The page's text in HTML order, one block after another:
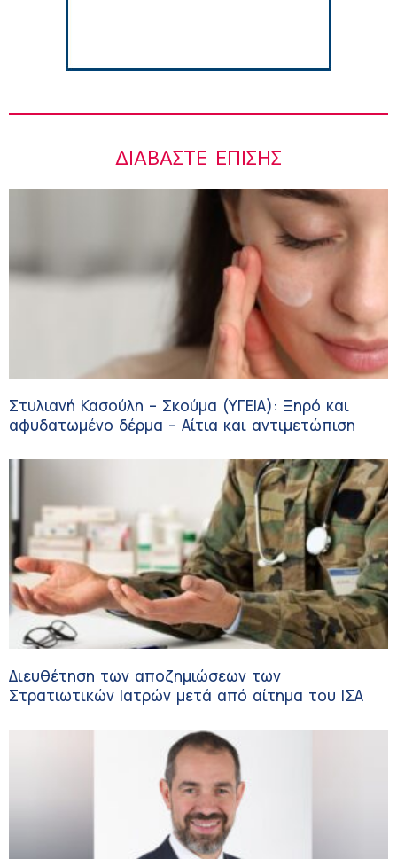
ΔΙΑΒΆΣΤΕ ΕΠΊΣΗΣ
Στυλιανή Κασούλη – Σκούμα (ΥΓΕΙΑ): Ξηρό και
αφυδατωμένο δέρμα – Αίτια και αντιμετώπιση
Διευθέτηση των αποζημιώσεων των
Στρατιωτικών Ιατρών μετά από αίτημα του ΙΣΑ